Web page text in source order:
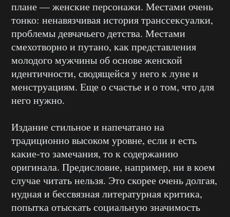
плане — женские персонажи. Местами очень
тонко: ненавязчивая история транссексуалки,
проблемы девчачьего детства. Местами
смехотворно и путано, как представления
молодого мужчины об основе женской
идентичности, сводящейся у него к луне и
менструациям. Еще о счастье и о том, что для
него нужно.
Издание стильное и напечатано на
традиционно высоком уровне, если и есть
какие-то замечания, то к содержанию
оригинала. Предисловие, например, ни в коем
случае читать нельзя. Это скорее очень долгая,
нудная и бессвязная литературная критика,
попытка отыскать социальную значимость